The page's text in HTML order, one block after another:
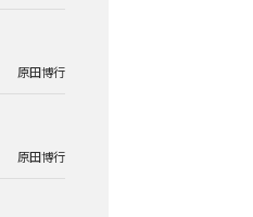
原田博行
原田博行